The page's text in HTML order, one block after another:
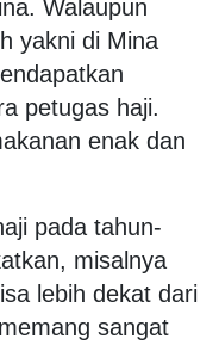
Walaupun
yakni di Mina
petugas haji.
enak dan
pada tahun-
misalnya
lebih dekat dari
sangat